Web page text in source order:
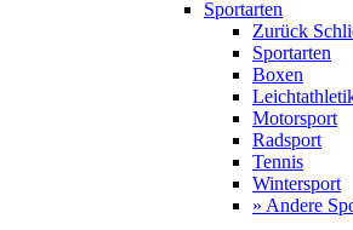
Sportarten
Zurück
Sportarten
Boxen
Motorsport
Radsport
Tennis
Wintersport
» Andere